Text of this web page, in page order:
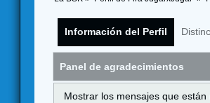
Información del Perfil
Panel de agradecimientos
Mostrar los mensajes que